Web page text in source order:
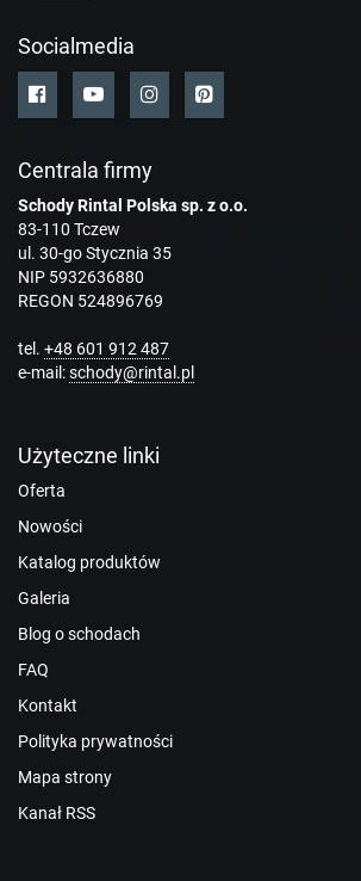
Socialmedia
Centrala firmy
Schody Rintal Polska sp. z o.o.
83-110 Tczew
ul. 30-go Stycznia 35
NIP 5932636880
REGON 524896769
tel. +48 601 912 487
e-mail:schody@rintal.pl
Użyteczne linki
Oferta
Nowości
Katalog produktów
Galeria
Blog o schodach
FAQ
Kontakt
Polityka prywatności
Mapa strony
Kanał RSS